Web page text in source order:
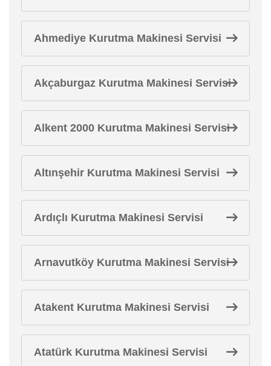
Ahmediye Kurutma Makinesi Servisi
Akçaburgaz Kurutma Makinesi Servisi
Alkent 2000 Kurutma Makinesi Servisi
Altınşehir Kurutma Makinesi Servisi
Ardıçlı Kurutma Makinesi Servisi
Arnavutköy Kurutma Makinesi Servisi
Atakent Kurutma Makinesi Servisi
Atatürk Kurutma Makinesi Servisi